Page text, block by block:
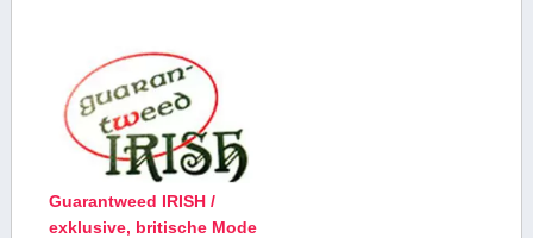
Guarantweed IRISH /
exklusive, britische Mode